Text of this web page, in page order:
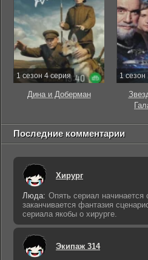
1 сезон 4 серия
Дина и Доберман
1 сезон
Последние комментарии
Хирург
Люда: Опять сериал начинается
заканчивается фантазия
сериала якобы о хирурге.
Экипаж 314